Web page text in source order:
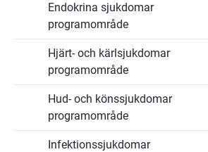
Endokrina sjukdomar
programområde
Hjärt- och kärlsjukdomar
programområde
Hud- och könssjukdomar
programområde
Infektionssjukdomar